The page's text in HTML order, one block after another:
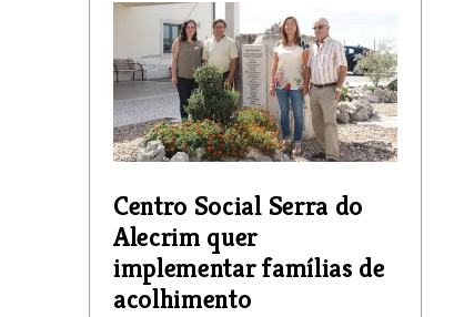
Centro Social Serra do
Alecrim quer
implementar famílias de
acolhimento